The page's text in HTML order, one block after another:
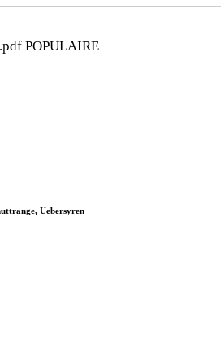
POPULAIRE
Uebersyren